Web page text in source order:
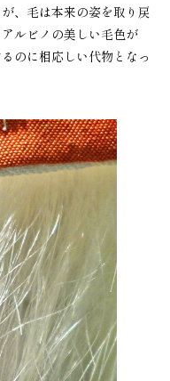
、毛は本来の姿を取り戻
ルビノの美しい毛色が
のに相応しい代物となっ